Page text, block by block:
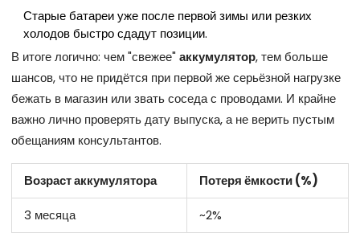
Старые батареи уже после первой зимы или резких
холодов быстро сдадут позиции.
В итоге логично: чем "свежее" аккумулятор, тем больше
шансов, что не придётся при первой же серьёзной нагрузке
бежать в магазин или звать соседа с проводами. И крайне
важно лично проверять дату выпуска, а не верить пустым
обещаниям консультантов.
Возраст аккумулятора Потеря ёмкости (%)
3 месяца ~2%